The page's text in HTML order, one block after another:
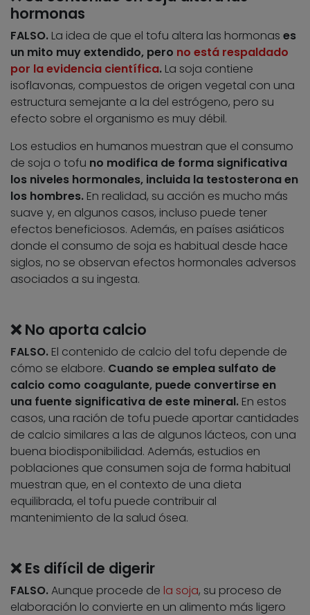
hormonas
FALSO. La idea de que el tofu altera las hormonas es
un mito muy extendido, pero no está respaldado
por la evidencia científica. La soja contiene
isoflavonas, compuestos de origen vegetal con una
estructura semejante a la del estrógeno, pero su
efecto sobre el organismo es muy débil.
Los estudios en humanos muestran que el consumo
de soja o tofu no modifica de forma significativa
los niveles hormonales, incluida la testosterona en
los hombres. En realidad, su acción es mucho más
suave y, en algunos casos, incluso puede tener
efectos beneficiosos. Además, en países asiáticos
donde el consumo de soja es habitual desde hace
siglos, no se observan efectos hormonales adversos
asociados a su ingesta.
❌ No aporta calcio
FALSO. El contenido de calcio del tofu depende de
cómo se elabore. Cuando se emplea sulfato de
calcio como coagulante, puede convertirse en
una fuente significativa de este mineral. En estos
casos, una ración de tofu puede aportar cantidades
de calcio similares a las de algunos lácteos, con una
buena biodisponibilidad. Además, estudios en
poblaciones que consumen soja de forma habitual
muestran que, en el contexto de una dieta
equilibrada, el tofu puede contribuir al
mantenimiento de la salud ósea.
❌ Es difícil de digerir
FALSO.Aunque procede de la soja, su proceso de
elaboración lo convierte en un alimento más ligero